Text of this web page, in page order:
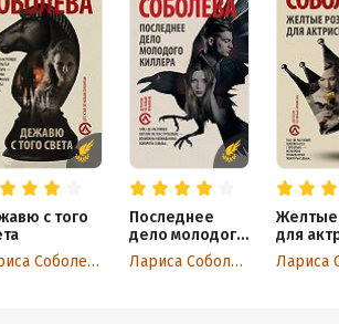
с того
Лариса Соболева
Последнее
дело молодого
киллера
Лариса Соболева
для